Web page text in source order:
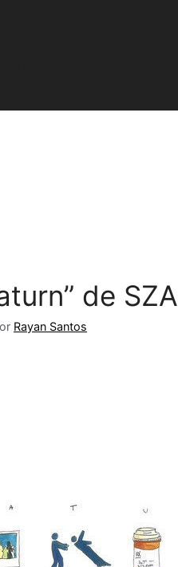
de SZA
Rayan Santos